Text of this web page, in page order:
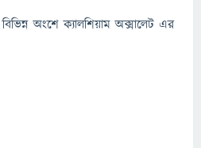
অংশে ক্যালশিয়াম অক্সালেট এর